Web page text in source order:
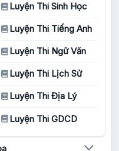
Luyện Thi Sinh Học
Luyện Thi Tiếng Anh
Luyện Thi Ngữ Văn
Luyện Thi Lịch Sử
Luyện Thi Địa Lý
Luyện Thi GDCD